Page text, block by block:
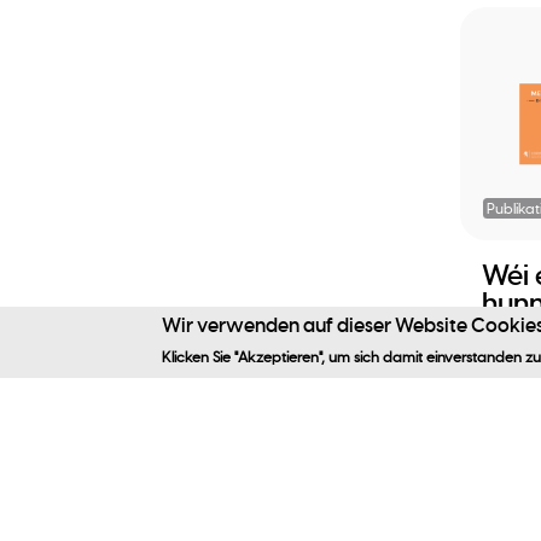
Wéi
Wir verwenden auf dieser Website
Klicken Sie "Akzeptieren", um sich damit einverstanden